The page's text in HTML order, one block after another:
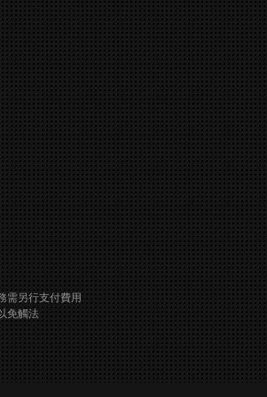
需另行支付費用
免觸法